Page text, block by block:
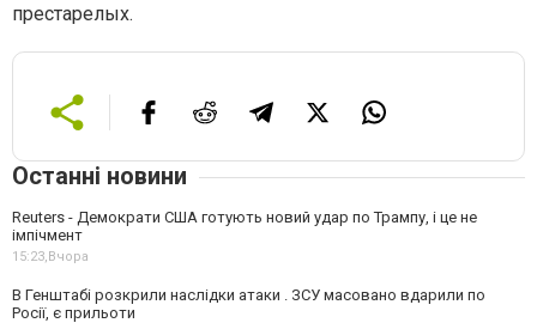
престарелых.
Останні новини
Reuters - Демократи США готують новий удар по Трампу, і це не
імпічмент
15:23,Вчора
В Генштабі розкрили наслідки атаки . ЗСУ масовано вдарили по
Росії, є прильоти